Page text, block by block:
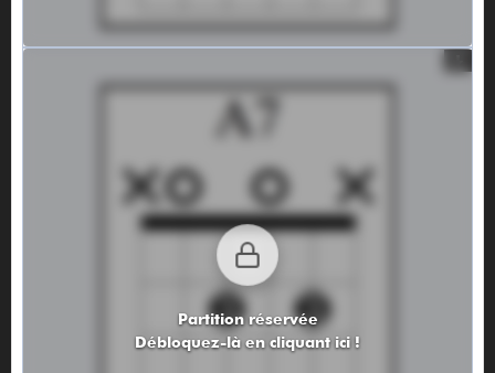
Partition réservée
Débloquez-là en cliquant ici !